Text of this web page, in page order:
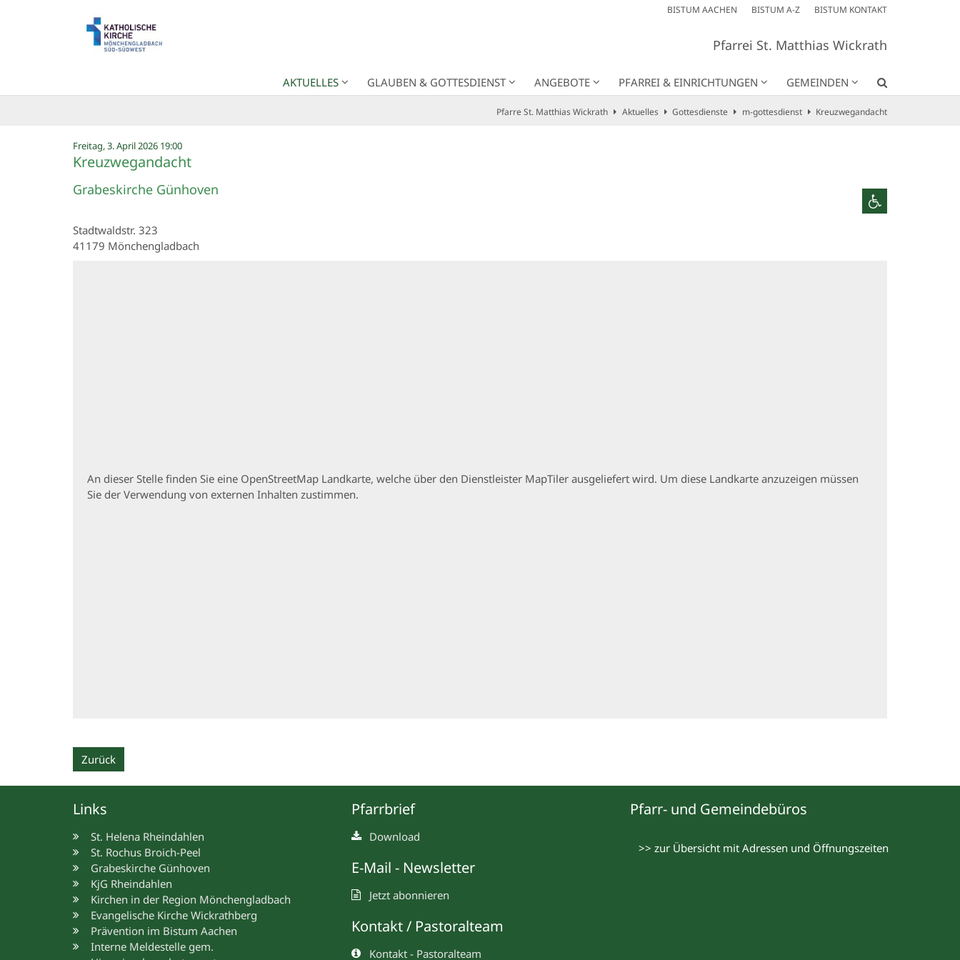
BISTUM AACHEN BISTUM A-Z BISTUM KONTAKT
Pfarrei St. Matthias Wickrath
AKTUELLES GLAUBEN & GOTTESDIENST ANGEBOTE PFARREI & EINRICHTUNGEN GEMEINDEN
Pfarre St. Matthias Wickrath Aktuelles Gottesdienste m-gottesdienst Kreuzwegandacht
Freitag, 3. April 2026 19:00:
Kreuzwegandacht
Grabeskirche Günhoven
Stadtwaldstr. 323
41179 Mönchengladbach
An dieser Stelle finden Sie eine OpenStreetMap Landkarte, welche über den Dienstleister MapTiler ausgeliefert wird. Um diese Landkarte anzuzeigen müssen
Sie der Verwendung von externen Inhalten zustimmen.
Zurück
Links
St. Helena Rheindahlen
St. Rochus Broich-Peel
Grabeskirche Günhoven
KjG Rheindahlen
Kirchen in der Region Mönchengladbach
Evangelische Kirche Wickrathberg
Prävention im Bistum Aachen
Interne Meldestelle gem.
Pfarrbrief
Download
E-Mail - Newsletter
Jetzt abonnieren
Kontakt / Pastoralteam
Kontakt - Pastoralteam
Pfarr- und Gemeindebüros
>> zur Übersicht mit Adressen und Öffnungszeiten